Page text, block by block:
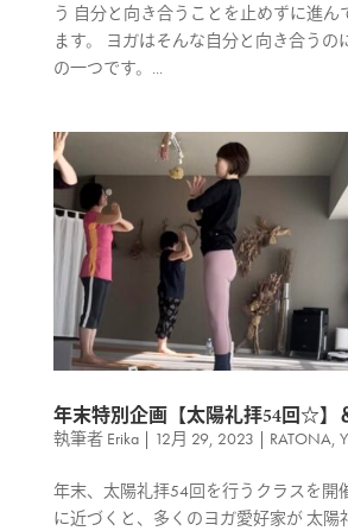
う 自分と向き合うことを止めずに進ん
ます。 ヨガはそんな自分と向き合うの
の一つです。...
年末特別企画【太陽礼拝54回☆】
執筆者 Erika| 12月 29, 2023 | RATONA,
年末、太陽礼拝54回を行うクラスを開
に近づくと、多くのヨガ愛好家が 太陽